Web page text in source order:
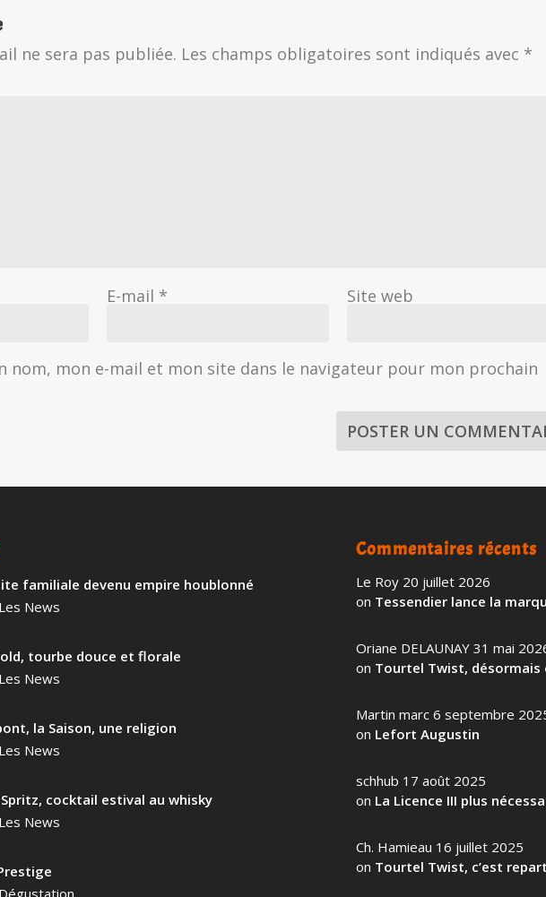
ne sera pas publiée. Les champs obligatoires sont indiqués avec *
E-mail * Site web
nom, mon e-mail et mon site dans le navigateur pour mon prochain
familiale devenu empire houblonné
Les News
tourbe douce et florale
Les News
la Saison, une religion
Les News
Spritz, cocktail estival au whisky
Les News
Commentaires récents
Le Roy 20 juillet 2026
on Tessendier lance la
Oriane DELAUNAY 31 mai
on Tourtel Twist, désormais
Martin marc 6 septembre
on Lefort Augustin
schhub 17 août 2025
on La Licence III plus
Ch. Hamieau 16 juillet 2025
on Tourtel Twist, c’est